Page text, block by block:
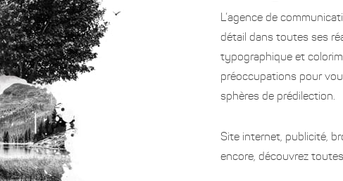
L’agence de
détail dans toutes ses
typographique et
préoccupations pour
sphères de prédilection.
Site internet, publicité,
encore, découvrez